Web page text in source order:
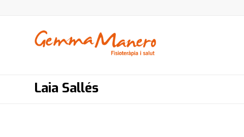
Laia Sallés